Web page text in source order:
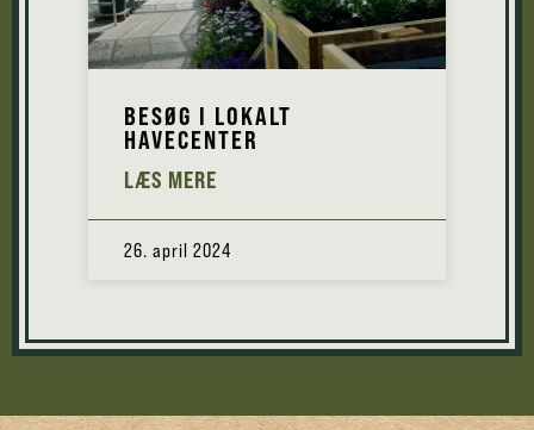
BESØG I LOKALT
HAVECENTER
LÆS MERE
26. april 2024